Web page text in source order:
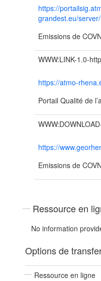
https://
grandest.eu/
Emissions de
WWW:LINK-1.0-
https://atmo-
Portail Qualité de
https://
Emissions de
Ressource en
No information
Options de
Ressource en ligne